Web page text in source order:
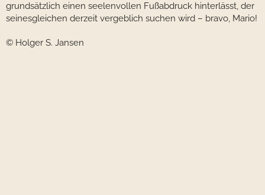
grundsätzlich einen seelenvollen Fußabdruck hinterlässt, der
seinesgleichen derzeit vergeblich suchen wird – bravo, Mario!
© Holger S. Jansen